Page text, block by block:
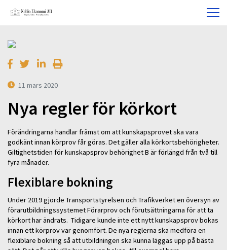
11 mars 2020
Nya regler för körkort
Förändringarna handlar främst om att kunskapsprovet ska vara
godkänt innan körprov får göras. Det gäller alla körkortsbehörigheter.
Giltighetstiden för kunskapsprov behörighet B är förlängd från två till
fyra månader.
Flexiblare bokning
Under 2019 gjorde Transportstyrelsen och Trafikverket en översyn av
förarutbildningssystemet Förarprov och förutsättningarna för att ta
körkort har ändrats. Tidigare kunde inte ett nytt kunskapsprov bokas
innan ett körprov var genomfört. De nya reglerna ska medföra en
flexiblare bokning så att utbildningen ska kunna läggas upp på bästa